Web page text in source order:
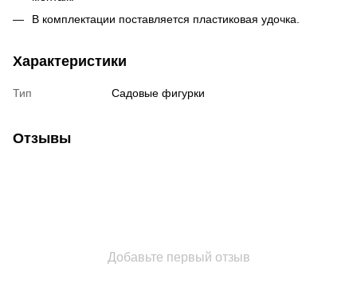
В комплектации поставляется пластиковая удочка.
Характеристики
Тип Садовые фигурки
Отзывы
Добавьте первый отзыв